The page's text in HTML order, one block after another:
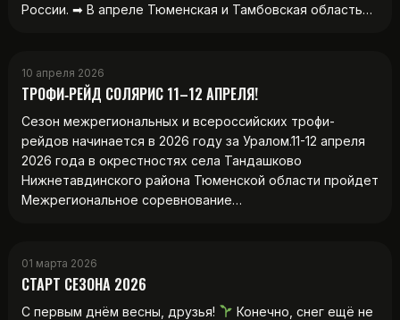
России. ➡ В апреле Тюменская и Тамбовская область…
10 апреля 2026
ТРОФИ‑РЕЙД СОЛЯРИС 11–12 АПРЕЛЯ!
Сезон межрегиональных и всероссийских трофи-
рейдов начинается в 2026 году за Уралом.11-12 апреля
2026 года в окрестностях села Тандашково
Нижнетавдинского района Тюменской области пройдет
Межрегиональное соревнование…
01 марта 2026
СТАРТ СЕЗОНА 2026
С первым днём весны, друзья!
Конечно, снег ещё не